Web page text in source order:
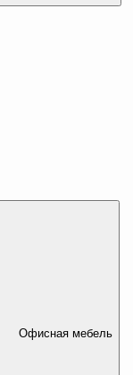
Офисная мебель